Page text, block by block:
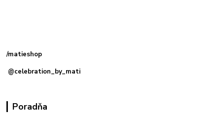
/matieshop
@celebration_by_mati
Poradňa